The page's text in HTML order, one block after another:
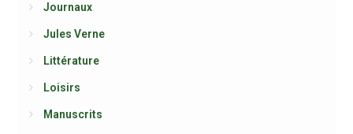
Journaux
Jules Verne
Littérature
Loisirs
Manuscrits